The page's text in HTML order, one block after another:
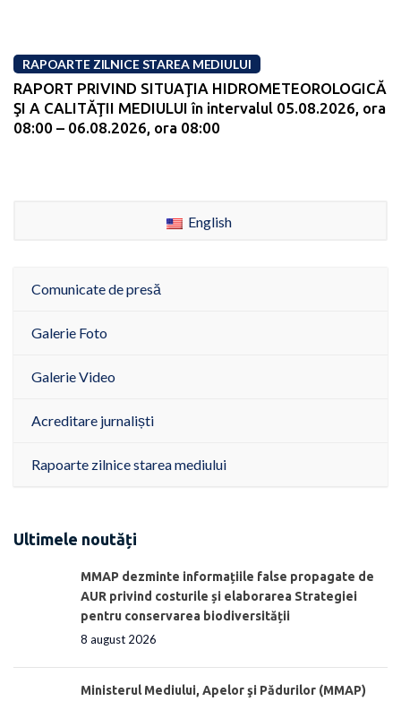
RAPOARTE ZILNICE STAREA MEDIULUI
RAPORT PRIVIND SITUAŢIA HIDROMETEOROLOGICĂ
ŞI A CALITĂŢII MEDIULUI în intervalul 05.08.2026, ora
08:00 – 06.08.2026, ora 08:00
English
Comunicate de presă
Galerie Foto
Galerie Video
Acreditare jurnaliști
Rapoarte zilnice starea mediului
Ultimele noutăți
MMAP dezminte informațiile false propagate de
AUR privind costurile și elaborarea Strategiei
pentru conservarea biodiversității
8 august 2026
Ministerul Mediului, Apelor şi Pădurilor (MMAP)